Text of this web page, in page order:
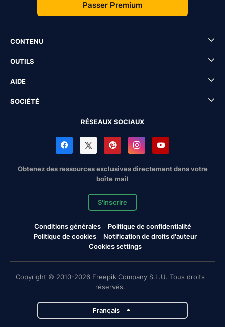
Passer Premium
CONTENU
OUTILS
AIDE
SOCIÉTÉ
RÉSEAUX SOCIAUX
Obtenez des ressources exclusives directement dans votre
boîte mail
S'inscrire
Conditions générales
Politique de confidentialité
Politique de cookies
Notification de droits d'auteur
Cookies settings
Copyright © 2010-2026 Freepik Company S.L.U. Tous droits
réservés.
Français